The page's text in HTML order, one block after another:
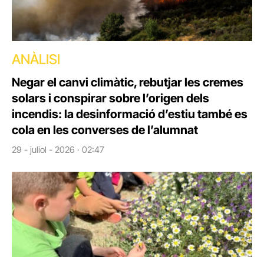
ANÀLISI
Negar el canvi climàtic, rebutjar les cremes
solars i conspirar sobre l’origen dels
incendis: la desinformació d’estiu també es
cola en les converses de l’alumnat
29 - juliol - 2026 · 02:47